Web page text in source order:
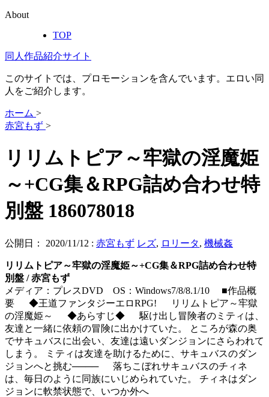
About
TOP
同人作品紹介サイト
このサイトでは、プロモーションを含んでいます。エロい同
人をご紹介します。
ホーム >
赤宮もず >
リリムトピア～牢獄の淫魔姫
～+CG集＆RPG詰め合わせ特
別盤 186078018
公開日： 2020/11/12 : 赤宮もず レズ, ロリータ, 機械姦
リリムトピア～牢獄の淫魔姫～+CG集＆RPG詰め合わせ特
別盤 / 赤宮もず
メディア：プレスDVD OS：Windows7/8/8.1/10 ■作品概
要 ◆王道ファンタジーエロRPG! リリムトピア～牢獄
の淫魔姫～ ◆あらすじ◆ 駆け出し冒険者のミティは、
友達と一緒に依頼の冒険に出かけていた。 ところが森の奥
でサキュバスに出会い、友達は遠いダンジョンにさらわれて
しまう。 ミティは友達を助けるために、サキュバスのダン
ジョンへと挑む──── 落ちこぼれサキュバスのチィネ
は、毎日のように同族にいじめられていた。 チィネはダン
ジョンに軟禁状態で、いつか外へ